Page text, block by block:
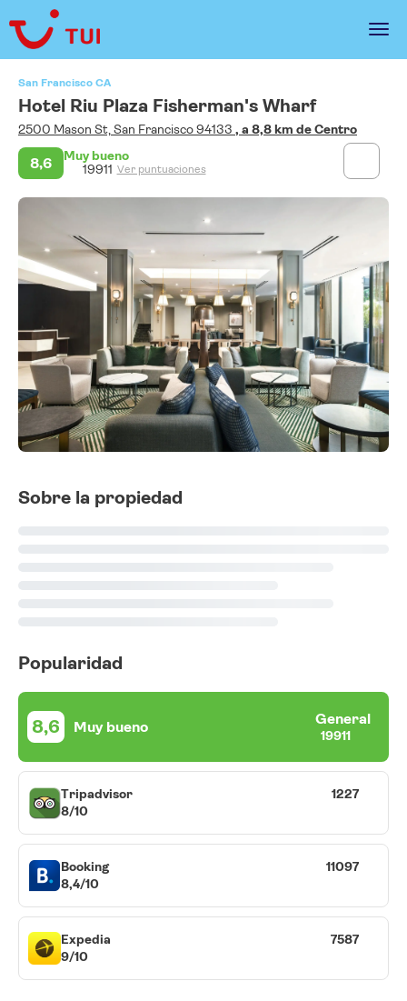
San Francisco CA
Hotel Riu Plaza Fisherman's Wharf
2500 Mason St, San Francisco 94133 , a 8,8 km de Centro
8,6
Muy bueno
19911 Ver puntuaciones
Sobre la propiedad
Popularidad
8,6 Muy bueno General
19911
Tripadvisor
8/10
1227
Booking
8,4/10
11097
Expedia
9/10
7587